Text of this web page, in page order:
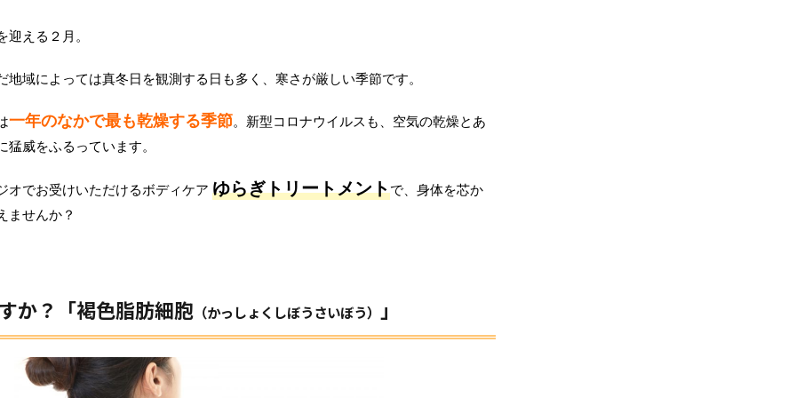
迎える２月。
地域によっては真冬日を観測する日も多く、寒さが厳しい季節です。
一年のなかで最も乾燥する季節。新型コロナウイルスも、空気の乾燥とあ
猛威をふるっています。
オでお受けいただけるボディケア ゆらぎトリートメントで、身体を芯か
ませんか？
か？「褐色脂肪細胞 （かっしょくしぼうさいぼう） 」